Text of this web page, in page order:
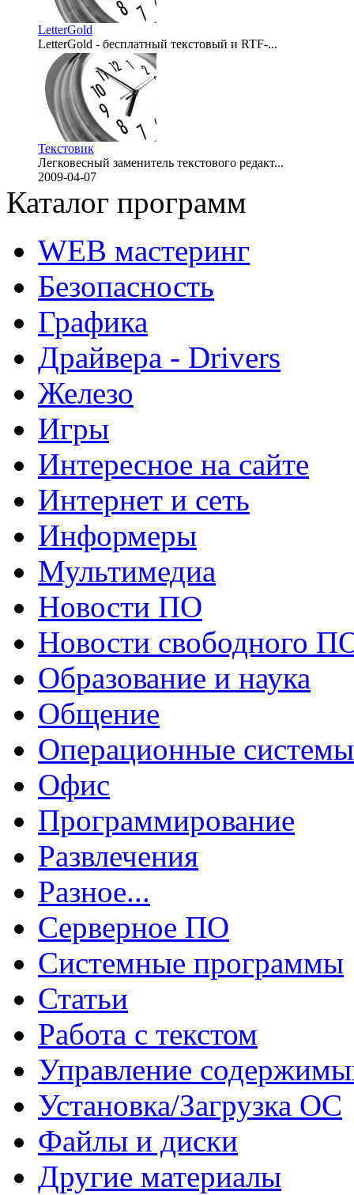
LetterGold
LetterGold - бесплатный текстовый и RTF-...
2009-04-17
Текстовик
Легковесный заменитель текстового редакт...
2009-04-07
Каталог программ
WEB мастеринг
Безопасность
Графика
Драйвера - Drivers
Железо
Игры
Интересное на сайте
Интернет и сеть
Информеры
Мультимедиа
Новости ПО
Новости свободного
Образование и наука
Общение
Операционные системы
Офис
Программирование
Развлечения
Разное...
Серверное ПО
Системные программы
Статьи
Работа с текстом
Управление
Установка/Загрузка ОС
Файлы и диски
Другие материалы